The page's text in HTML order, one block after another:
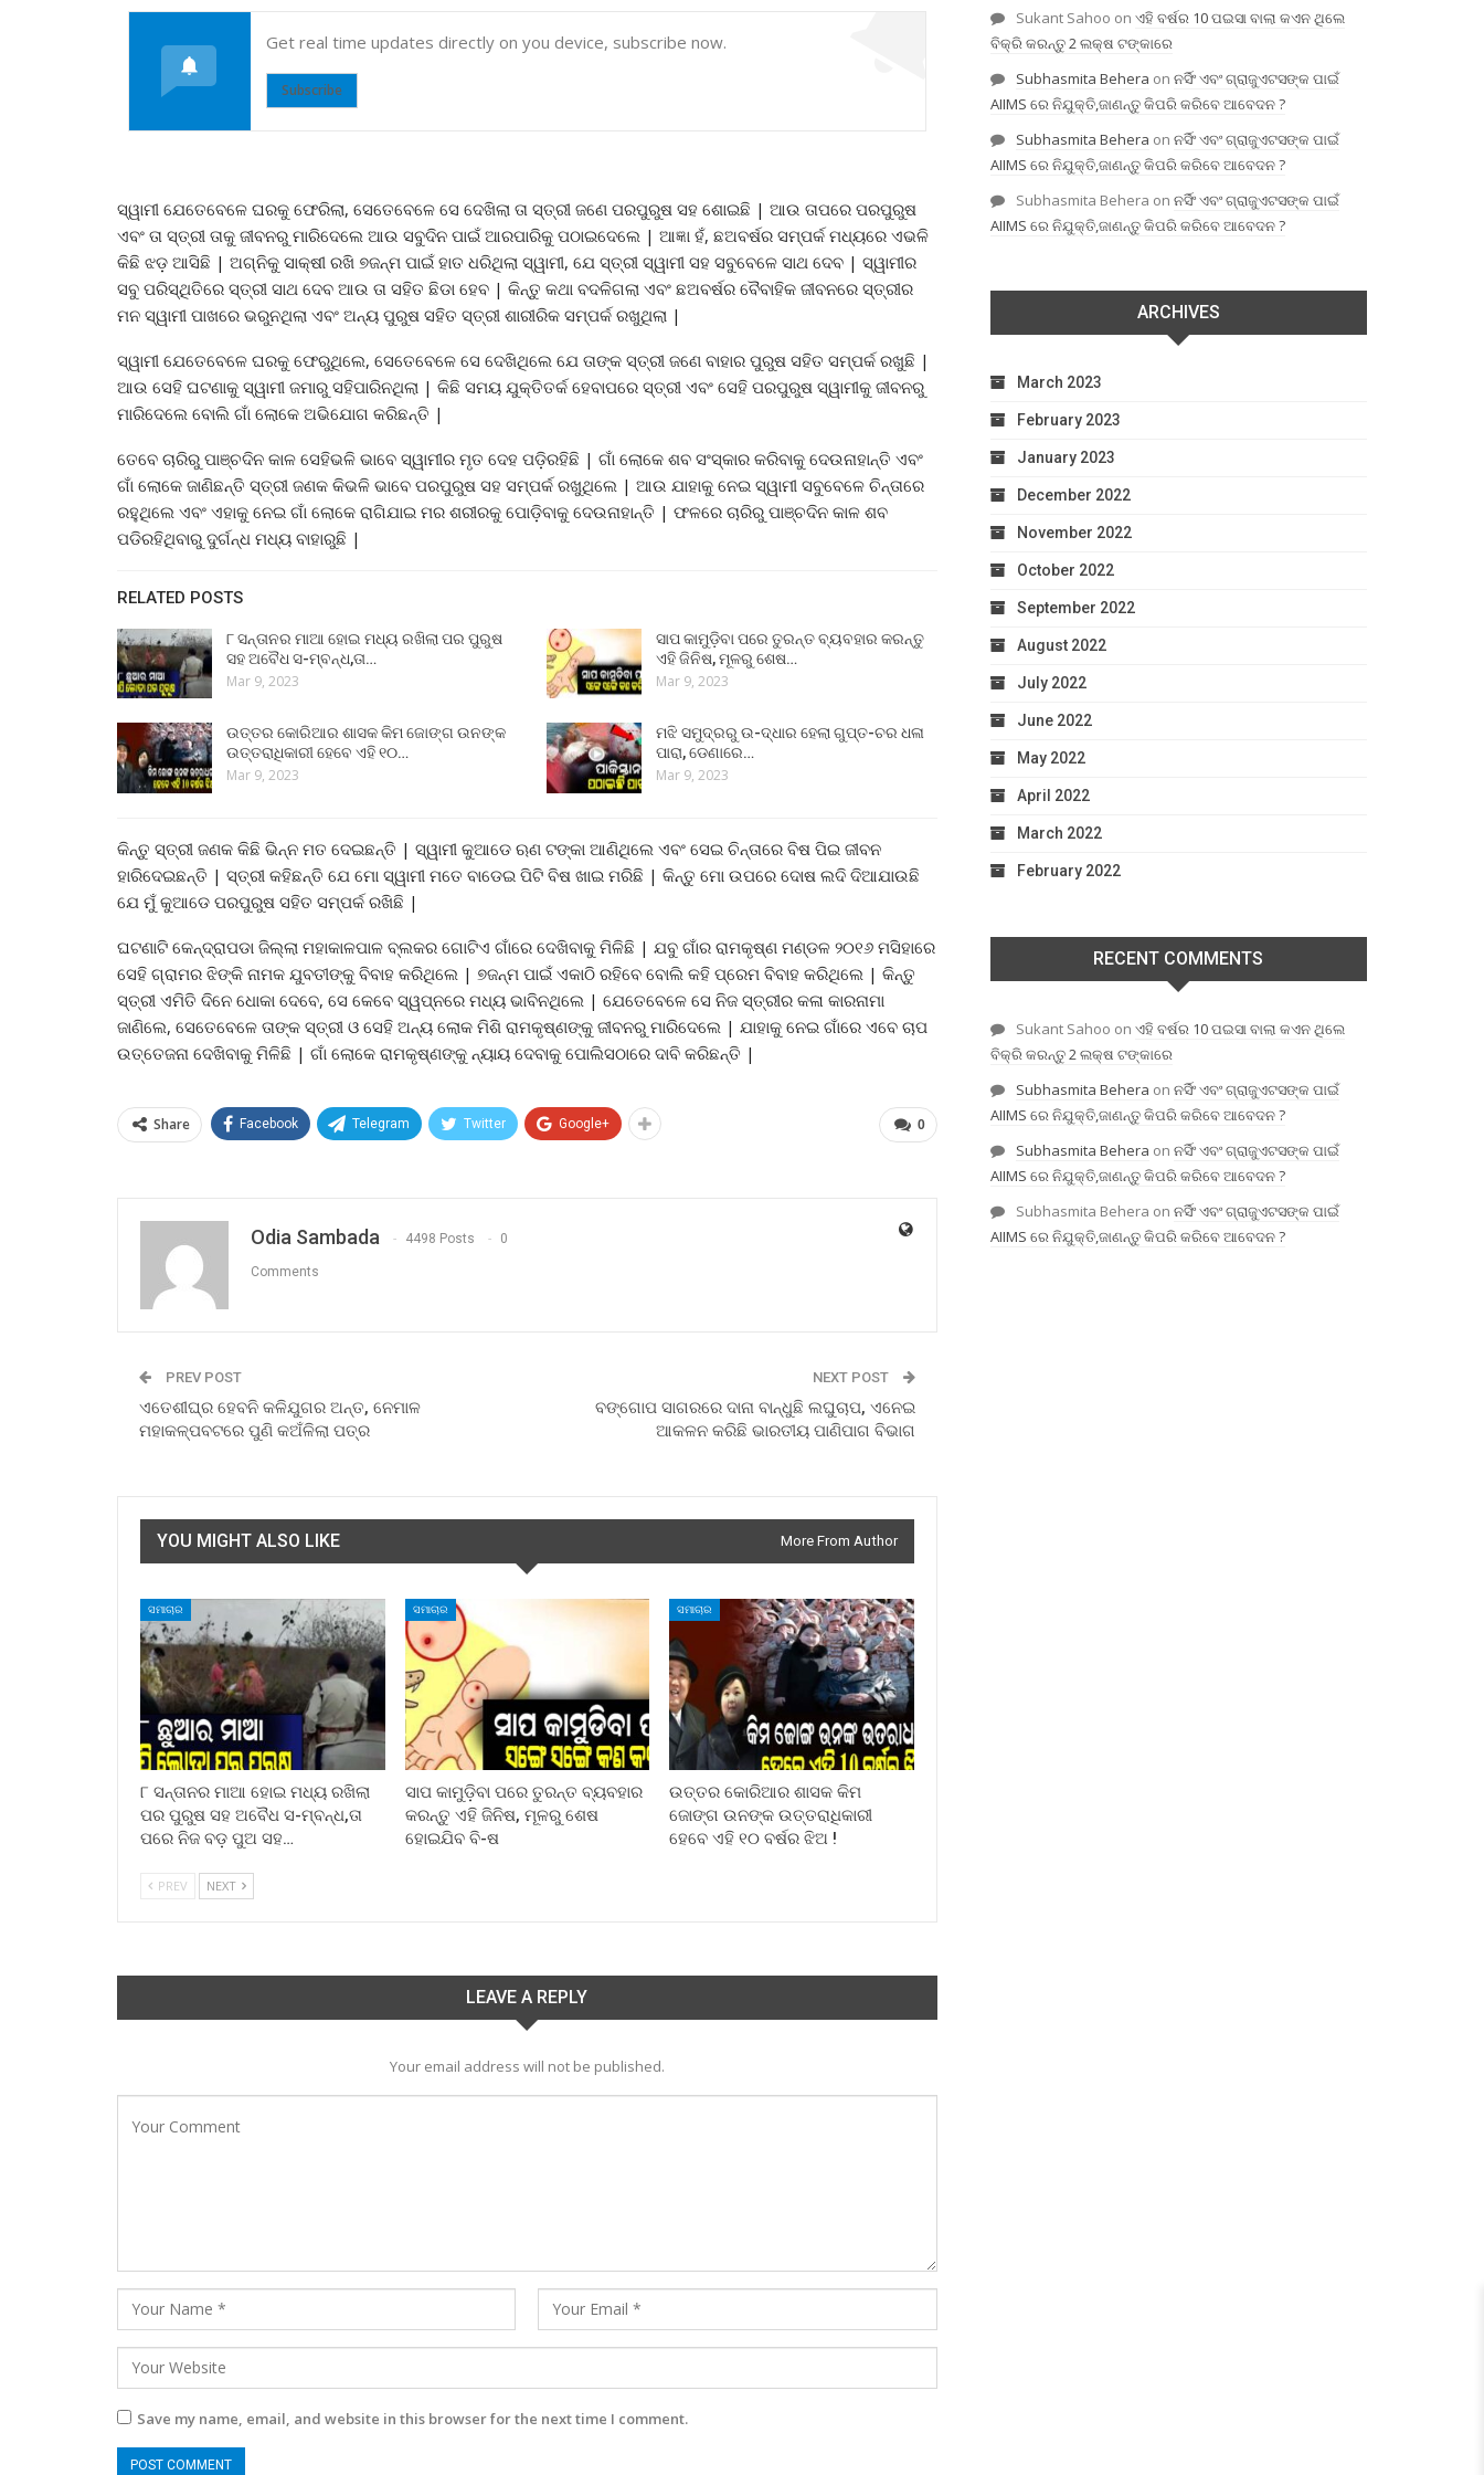
Get real time updates directly on you device, subscribe now.
Subscribe
ସ୍ୱାମୀ ଯେତେବେଳେ ଘରକୁ ଫେରିଲା, ସେତେବେଳେ ସେ ଦେଖିଲା ତା ସ୍ତ୍ରୀ ଜଣେ ପରପୁରୁଷ ସହ ଶୋଇଛି | ଆଉ ତାପରେ ପରପୁରୁଷ
ଏବଂ ତା ସ୍ତ୍ରୀ ତାକୁ ଜୀବନରୁ ମାରିଦେଲେ ଆଉ ସବୁଦିନ ପାଇଁ ଆରପାରିକୁ ପଠାଇଦେଲେ | ଆଜ୍ଞା ହଁ, ଛଅବର୍ଷର ସମ୍ପର୍କ ମଧ୍ୟରେ ଏଭଳି
କିଛି ଝଡ଼ ଆସିଛି | ଅଗ୍ନିକୁ ସାକ୍ଷୀ ରଖି ୭ଜନ୍ମ ପାଇଁ ହାତ ଧରିଥିଲା ସ୍ୱାମୀ, ଯେ ସ୍ତ୍ରୀ ସ୍ୱାମୀ ସହ ସବୁବେଳେ ସାଥ ଦେବ | ସ୍ୱାମୀର
ସବୁ ପରିସ୍ଥିତିରେ ସ୍ତ୍ରୀ ସାଥ ଦେବ ଆଉ ତା ସହିତ ଛିଡା ହେବ | କିନ୍ତୁ କଥା ବଦଳିଗଲା ଏବଂ ଛଅବର୍ଷର ବୈବାହିକ ଜୀବନରେ ସ୍ତ୍ରୀର
ମନ ସ୍ୱାମୀ ପାଖରେ ଭରୁନଥିଲା ଏବଂ ଅନ୍ୟ ପୁରୁଷ ସହିତ ସ୍ତ୍ରୀ ଶାରୀରିକ ସମ୍ପର୍କ ରଖୁଥିଲା |
ସ୍ୱାମୀ ଯେତେବେଳେ ଘରକୁ ଫେରୁଥିଲେ, ସେତେବେଳେ ସେ ଦେଖିଥିଲେ ଯେ ତାଙ୍କ ସ୍ତ୍ରୀ ଜଣେ ବାହାର ପୁରୁଷ ସହିତ ସମ୍ପର୍କ ରଖୁଛି |
ଆଉ ସେହି ଘଟଣାକୁ ସ୍ୱାମୀ ଜମାରୁ ସହିପାରିନଥିଲା | କିଛି ସମୟ ଯୁକ୍ତିତର୍କ ହେବାପରେ ସ୍ତ୍ରୀ ଏବଂ ସେହି ପରପୁରୁଷ ସ୍ୱାମୀକୁ ଜୀବନରୁ
ମାରିଦେଲେ ବୋଲି ଗାଁ ଲୋକେ ଅଭିଯୋଗ କରିଛନ୍ତି |
ତେବେ ଚାରିରୁ ପାଞ୍ଚଦିନ କାଳ ସେହିଭଳି ଭାବେ ସ୍ୱାମୀର ମୃତ ଦେହ ପଡ଼ିରହିଛି | ଗାଁ ଲୋକେ ଶବ ସଂସ୍କାର କରିବାକୁ ଦେଉନାହାନ୍ତି ଏବଂ
ଗାଁ ଲୋକେ ଜାଣିଛନ୍ତି ସ୍ତ୍ରୀ ଜଣକ କିଭଳି ଭାବେ ପରପୁରୁଷ ସହ ସମ୍ପର୍କ ରଖୁଥିଲେ | ଆଉ ଯାହାକୁ ନେଇ ସ୍ୱାମୀ ସବୁବେଳେ ଚିନ୍ତାରେ
ରହୁଥିଲେ ଏବଂ ଏହାକୁ ନେଇ ଗାଁ ଲୋକେ ରାଗିଯାଇ ମର ଶରୀରକୁ ପୋଡ଼ିବାକୁ ଦେଉନାହାନ୍ତି | ଫଳରେ ଚାରିରୁ ପାଞ୍ଚଦିନ କାଳ ଶବ
ପଡିରହିଥିବାରୁ ଦୁର୍ଗନ୍ଧ ମଧ୍ୟ ବାହାରୁଛି |
RELATED POSTS
୮ ସନ୍ତାନର ମାଆ ହୋଇ ମଧ୍ୟ ରଖିଲା ପର ପୁରୁଷ
ସହ ଅବୈଧ ସ-ମ୍ବନ୍ଧ,ତା…
Mar 9, 2023
ସାପ କାମୁଡ଼ିବା ପରେ ତୁରନ୍ତ ବ୍ୟବହାର କରନ୍ତୁ
ଏହି ଜିନିଷ, ମୂଳରୁ ଶେଷ…
Mar 9, 2023
ଉତ୍ତର କୋରିଆର ଶାସକ କିମ ଜୋଙ୍ଗ ଉନଙ୍କ
ଉତ୍ତରାଧିକାରୀ ହେବେ ଏହି ୧୦…
Mar 9, 2023
ମଝି ସମୁଦ୍ରରୁ ଉ-ଦ୍ଧାର ହେଲା ଗୁପ୍ତ-ଚର ଧଳା
ପାରା, ଡେଣାରେ…
Mar 9, 2023
କିନ୍ତୁ ସ୍ତ୍ରୀ ଜଣକ କିଛି ଭିନ୍ନ ମତ ଦେଇଛନ୍ତି | ସ୍ୱାମୀ କୁଆଡେ ଋଣ ଟଙ୍କା ଆଣିଥିଲେ ଏବଂ ସେଇ ଚିନ୍ତାରେ ବିଷ ପିଇ ଜୀବନ
ହାରିଦେଇଛନ୍ତି | ସ୍ତ୍ରୀ କହିଛନ୍ତି ଯେ ମୋ ସ୍ୱାମୀ ମତେ ବାଡେଇ ପିଟି ବିଷ ଖାଇ ମରିଛି | କିନ୍ତୁ ମୋ ଉପରେ ଦୋଷ ଲଦି ଦିଆଯାଉଛି
ଯେ ମୁଁ କୁଆଡେ ପରପୁରୁଷ ସହିତ ସମ୍ପର୍କ ରଖିଛି |
ଘଟଣାଟି କେନ୍ଦ୍ରାପଡା ଜିଲ୍ଲା ମହାକାଳପାଳ ବ୍ଲକର ଗୋଟିଏ ଗାଁରେ ଦେଖିବାକୁ ମିଳିଛି | ଯବୁ ଗାଁର ରାମକୃଷ୍ଣ ମଣ୍ଡଳ ୨୦୧୬ ମସିହାରେ
ସେହି ଗ୍ରାମର ଝିଙ୍କି ନାମକ ଯୁବତୀଙ୍କୁ ବିବାହ କରିଥିଲେ | ୭ଜନ୍ମ ପାଇଁ ଏକାଠି ରହିବେ ବୋଲି କହି ପ୍ରେମ ବିବାହ କରିଥିଲେ | କିନ୍ତୁ
ସ୍ତ୍ରୀ ଏମିତି ଦିନେ ଧୋକା ଦେବେ, ସେ କେବେ ସ୍ୱପ୍ନରେ ମଧ୍ୟ ଭାବିନଥିଲେ | ଯେତେବେଳେ ସେ ନିଜ ସ୍ତ୍ରୀର କଳା କାରନାମା
ଜାଣିଲେ, ସେତେବେଳେ ତାଙ୍କ ସ୍ତ୍ରୀ ଓ ସେହି ଅନ୍ୟ ଲୋକ ମିଶି ରାମକୃଷ୍ଣଙ୍କୁ ଜୀବନରୁ ମାରିଦେଲେ | ଯାହାକୁ ନେଇ ଗାଁରେ ଏବେ ଚାପ
ଉତ୍ତେଜନା ଦେଖିବାକୁ ମିଳିଛି | ଗାଁ ଲୋକେ ରାମକୃଷ୍ଣଙ୍କୁ ନ୍ୟାୟ ଦେବାକୁ ପୋଲିସଠାରେ ଦାବି କରିଛନ୍ତି |
0
Share Facebook Telegram Twitter Google+
Odia Sambada 4498 Posts 0
Comments
PREV POST
ଏତେଶୀଘ୍ର ହେବନି କଳିଯୁଗର ଅନ୍ତ, ନେମାଳ
ମହାକଳ୍ପବଟରେ ପୁଣି କଅଁଳିଲା ପତ୍ର
NEXT POST
ବଙ୍ଗୋପ ସାଗରରେ ଦାନା ବାନ୍ଧୁଛି ଲଘୁଚାପ, ଏନେଇ
ଆକଳନ କରିଛି ଭାରତୀୟ ପାଣିପାଗ ବିଭାଗ
YOU MIGHT ALSO LIKE More From Author
ସମାଚାର
୮ ସନ୍ତାନର ମାଆ ହୋଇ ମଧ୍ୟ ରଖିଲା
ପର ପୁରୁଷ ସହ ଅବୈଧ ସ-ମ୍ବନ୍ଧ,ତା
ପରେ ନିଜ ବଡ଼ ପୁଅ ସହ…
ସମାଚାର
ସାପ କାମୁଡ଼ିବା ପରେ ତୁରନ୍ତ ବ୍ୟବହାର
କରନ୍ତୁ ଏହି ଜିନିଷ, ମୂଳରୁ ଶେଷ
ହୋଇଯିବ ବି-ଷ
ସମାଚାର
ଉତ୍ତର କୋରିଆର ଶାସକ କିମ
ଜୋଙ୍ଗ ଉନଙ୍କ ଉତ୍ତରାଧିକାରୀ
ହେବେ ଏହି ୧୦ ବର୍ଷର ଝିଅ !
PREV NEXT
LEAVE A REPLY
Your email address will not be published.
Save my name, email, and website in this browser for the next time I comment.
Sukant Sahoo on ଏହି ବର୍ଷର 10 ପଇସା ବାଲା କଏନ ଥିଲେ
ବିକ୍ରି କରନ୍ତୁ 2 ଲକ୍ଷ ଟଙ୍କାରେ
Subhasmita Behera on ନର୍ସିଂ ଏବଂ ଗ୍ରାଜୁଏଟସଙ୍କ ପାଇଁ
AIIMS ରେ ନିଯୁକ୍ତି,ଜାଣନ୍ତୁ କିପରି କରିବେ ଆବେଦନ ?
Subhasmita Behera on ନର୍ସିଂ ଏବଂ ଗ୍ରାଜୁଏଟସଙ୍କ ପାଇଁ
AIIMS ରେ ନିଯୁକ୍ତି,ଜାଣନ୍ତୁ କିପରି କରିବେ ଆବେଦନ ?
Subhasmita Behera on ନର୍ସିଂ ଏବଂ ଗ୍ରାଜୁଏଟସଙ୍କ ପାଇଁ
AIIMS ରେ ନିଯୁକ୍ତି,ଜାଣନ୍ତୁ କିପରି କରିବେ ଆବେଦନ ?
ARCHIVES
March 2023
February 2023
January 2023
December 2022
November 2022
October 2022
September 2022
August 2022
July 2022
June 2022
May 2022
April 2022
March 2022
February 2022
RECENT COMMENTS
Sukant Sahoo on ଏହି ବର୍ଷର 10 ପଇସା ବାଲା କଏନ ଥିଲେ
ବିକ୍ରି କରନ୍ତୁ 2 ଲକ୍ଷ ଟଙ୍କାରେ
Subhasmita Behera on ନର୍ସିଂ ଏବଂ ଗ୍ରାଜୁଏଟସଙ୍କ ପାଇଁ
AIIMS ରେ ନିଯୁକ୍ତି,ଜାଣନ୍ତୁ କିପରି କରିବେ ଆବେଦନ ?
Subhasmita Behera on ନର୍ସିଂ ଏବଂ ଗ୍ରାଜୁଏଟସଙ୍କ ପାଇଁ
AIIMS ରେ ନିଯୁକ୍ତି,ଜାଣନ୍ତୁ କିପରି କରିବେ ଆବେଦନ ?
Subhasmita Behera on ନର୍ସିଂ ଏବଂ ଗ୍ରାଜୁଏଟସଙ୍କ ପାଇଁ
AIIMS ରେ ନିଯୁକ୍ତି,ଜାଣନ୍ତୁ କିପରି କରିବେ ଆବେଦନ ?